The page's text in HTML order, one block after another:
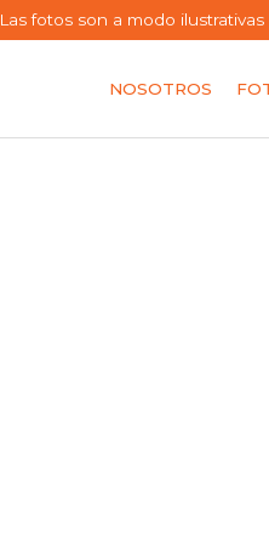
Las fotos son a modo ilustrativas
NOSOTROS